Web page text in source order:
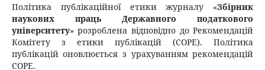
Політика публікаційної етики журналу «Збірник
наукових праць Державного податкового
університету» розроблена відповідно до Рекомендацій
Комітету з етики публікацій (COPE). Політика
публікацій оновлюється з урахуванням рекомендацій
COPE.